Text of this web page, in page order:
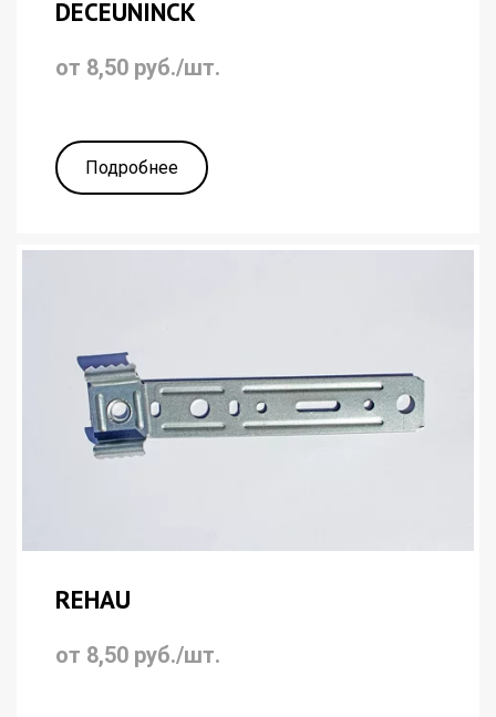
DECEUNINCK
от 8,50 руб./шт.
Подробнее
REHAU
от 8,50 руб./шт.